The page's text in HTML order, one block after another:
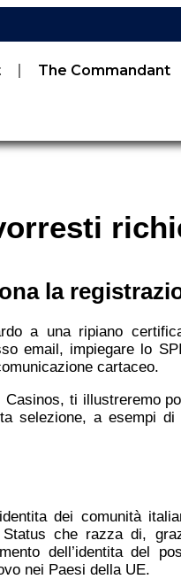
The Commandant
la
a una ripiano
email, impiegare lo
cartaceo.
ti illustreremo
selezione, a esempi
dei comunità
che razza di,
dell’identita del
nei Paesi della UE.